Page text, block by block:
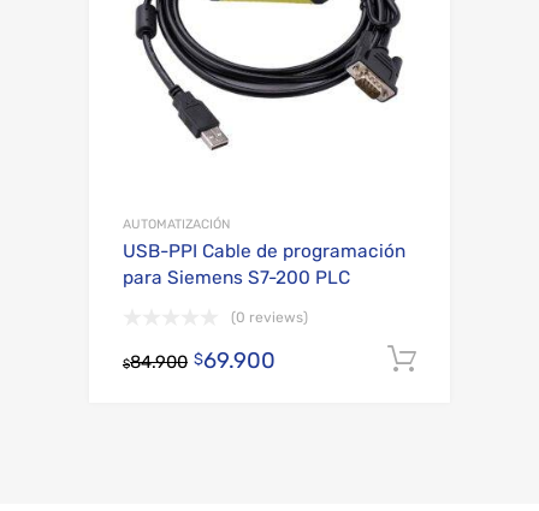
AUTOMATIZACIÓN
USB-PPI Cable de programación
para Siemens S7-200 PLC
(0 reviews)
$84.900 $69.900